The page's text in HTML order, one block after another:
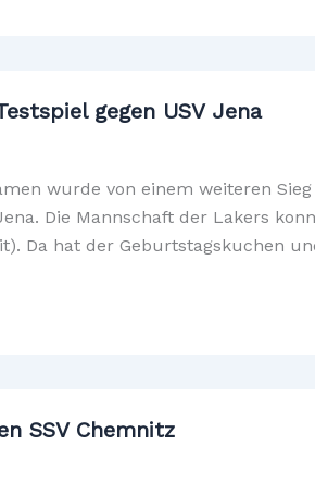
gegen USV Jena
wurde von einem weiteren
Die Mannschaft der Lakers
Da hat der Geburtstagskuchen
SSV Chemnitz